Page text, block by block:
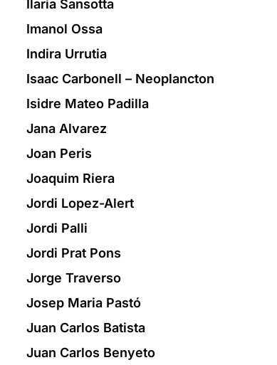
Ilaria Sansotta
Imanol Ossa
Indira Urrutia
Isaac Carbonell – Neoplancton
Isidre Mateo Padilla
Jana Alvarez
Joan Peris
Joaquim Riera
Jordi Lopez-Alert
Jordi Palli
Jordi Prat Pons
Jorge Traverso
Josep Maria Pastó
Juan Carlos Batista
Juan Carlos Benyeto